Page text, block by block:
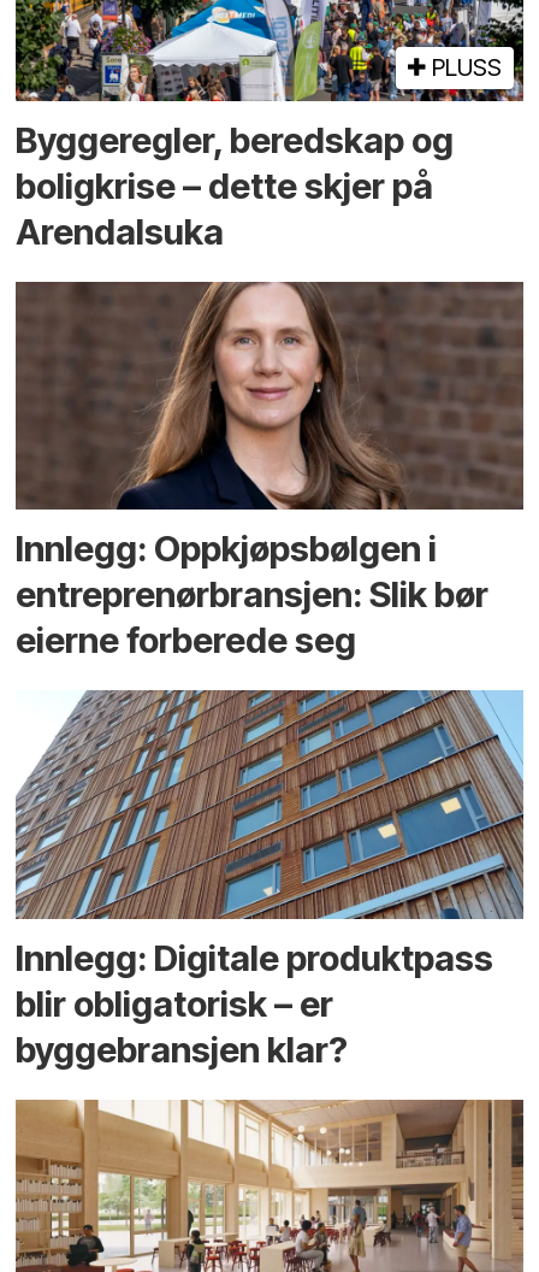
PLUSS
Bygge­regler, beredskap og
bolig­krise – dette skjer på
Arendals­uka
Innlegg: Oppkjøps­bølgen i
entreprenør­bransjen: Slik bør
eierne forberede seg
Innlegg: Digitale produktpass
blir obligatorisk – er
byggebransjen klar?